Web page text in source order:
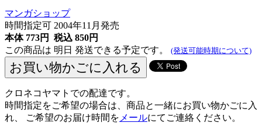
マンガショップ
時間指定可 2004年11月発売
本体 773円 税込 850円
この商品は 明日 発送できる予定です。 (発送可能時期について)
クロネコヤマトでの配達です。
時間指定をご希望の場合は、商品と一緒にお買い物かごに入
れ、 ご希望のお届け時間を メールにてご連絡ください。